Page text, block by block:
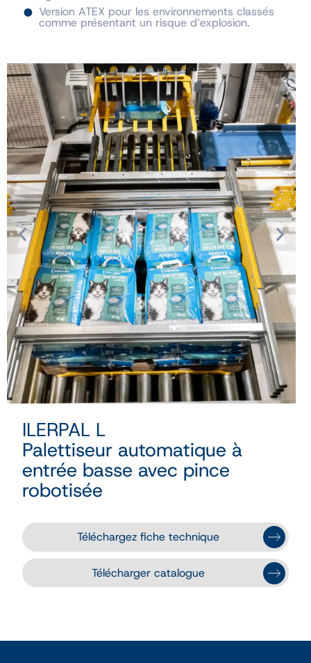
Version ATEX pour les environnements classés
comme présentant un risque d’explosion.
ILERPAL L
Palettiseur automatique à
entrée basse avec pince
robotisée
Téléchargez fiche technique
Télécharger catalogue